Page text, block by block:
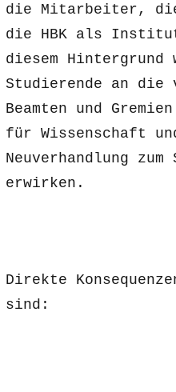
die Mitarbeiter,
die HBK als
diesem Hintergrund
Studierende an die
Beamten und
für Wissenschaft
Neuverhandlung
erwirken.
Direkte
sind: